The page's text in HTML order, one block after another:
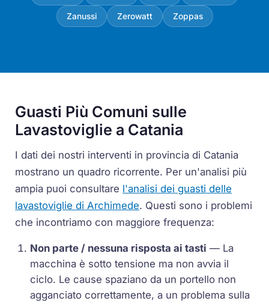
Zanussi Zerowatt Zoppas
Guasti Più Comuni sulle
Lavastoviglie a Catania
I dati dei nostri interventi in provincia di Catania
mostrano un quadro ricorrente. Per un'analisi più
ampia puoi consultare l'analisi dei guasti delle
lavastoviglie di Archimede. Questi sono i problemi
che incontriamo con maggiore frequenza:
Non parte / nessuna risposta ai tasti — La
macchina è sotto tensione ma non avvia il
ciclo. Le cause spaziano da un portello non
agganciato correttamente, a un problema sulla